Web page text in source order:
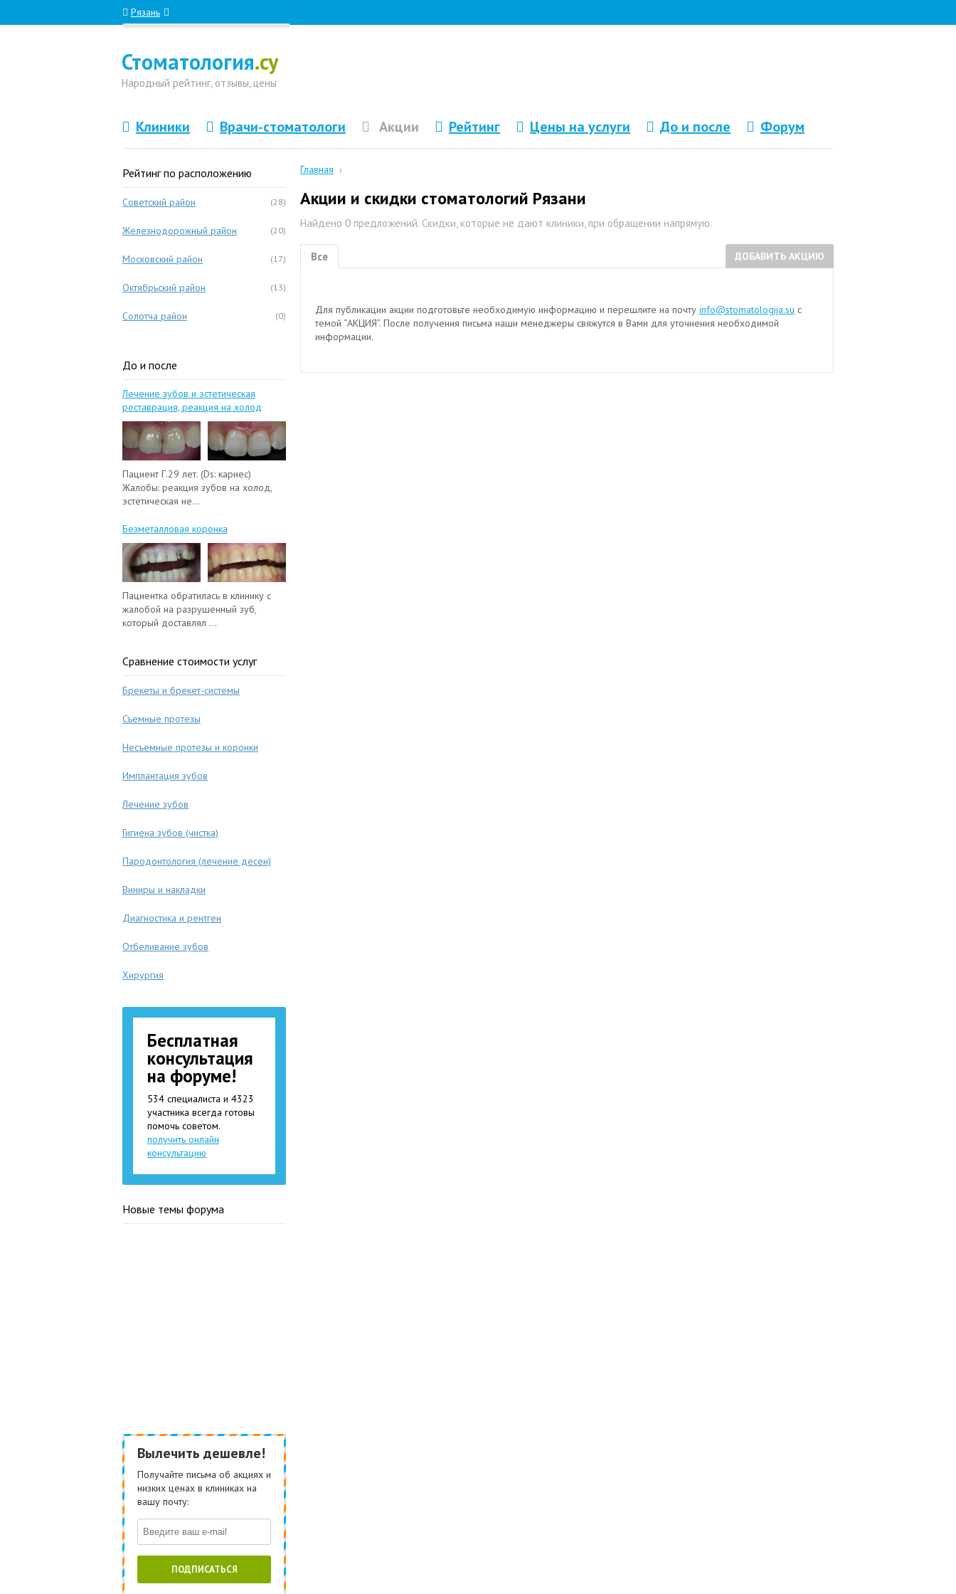
Рязань
Стоматология.су
Народный рейтинг, отзывы, цены
Клиники Врачи-стоматологи Акции Рейтинг Цены на услуги До и после Форум
Главная ›
Акции и скидки стоматологий Рязани
Найдено 0 предложений. Скидки, которые не дают клиники, при обращении напрямую.
ДОБАВИТЬ АКЦИЮ
Все
Для публикации акции подготовьте необходимую информацию и перешлите на почту info@stomatologija.su с
темой “АКЦИЯ”. После получения письма наши менеджеры свяжутся в Вами для уточнения необходимой
информации.
Рейтинг по расположению
(28)
Советский район
(20)
Железнодорожный район
(17)
Московский район
(13)
Октябрьский район
(0)
Солотча район
До и после
Лечение зубов и эстетическая
реставрация, реакция на холод
Пациент Г.29 лет. (Ds: кариес)
Жалобы: реакция зубов на холод,
эстетическая не...
Безметалловая коронка
Пациентка обратилась в клинику с
жалобой на разрушенный зуб,
который доставлял ...
Сравнение стоимости услуг
Брекеты и брекет-системы
Съемные протезы
Несъемные протезы и коронки
Имплантация зубов
Лечение зубов
Гигиена зубов (чистка)
Пародонтология (лечение десен)
Виниры и накладки
Диагностика и рентген
Отбеливание зубов
Хирургия
Бесплатная
консультация
на форуме!
534 специалиста и 4323
участника всегда готовы
помочь советом.
получить онлайн
консультацию
Новые темы форума
Вылечить дешевле!
Получайте письма об акциях и
низких ценах в клиниках на
вашу почту:
ПОДПИСАТЬСЯ